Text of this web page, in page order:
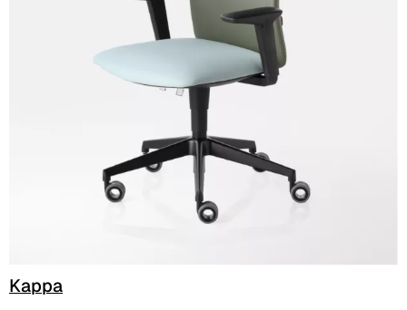
Trevi (Cat. C - Tejido)
Kappa